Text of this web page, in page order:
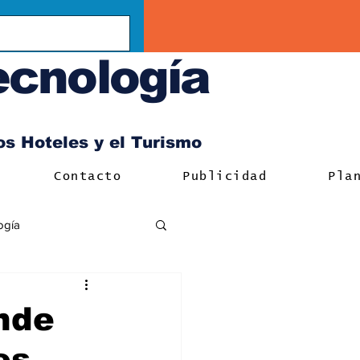
Hoteles y el Turismo
Contacto Publicidad